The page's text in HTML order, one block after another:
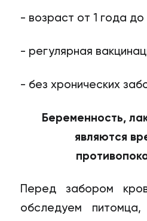
- возраст от 1 года до
- регулярная
- без хронических
Беременность,
являются
Перед забором
обследуем